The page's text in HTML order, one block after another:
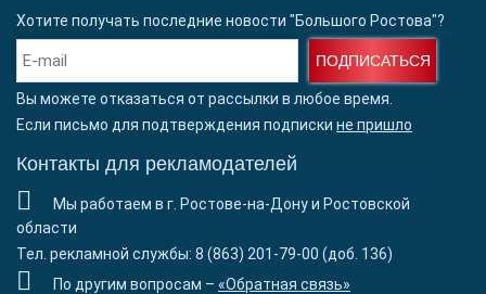
Хотите получать последние новости "Большого Ростова"?
ПОДПИСАТЬСЯ
Вы можете отказаться от рассылки в любое время.
Если письмо для подтверждения подписки не пришло
Контакты для рекламодателей
Мы работаем в г. Ростове-на-Дону и Ростовской
области
Тел. рекламной службы: 8 (863) 201-79-00 (доб. 136)
По другим вопросам – «Обратная связь»